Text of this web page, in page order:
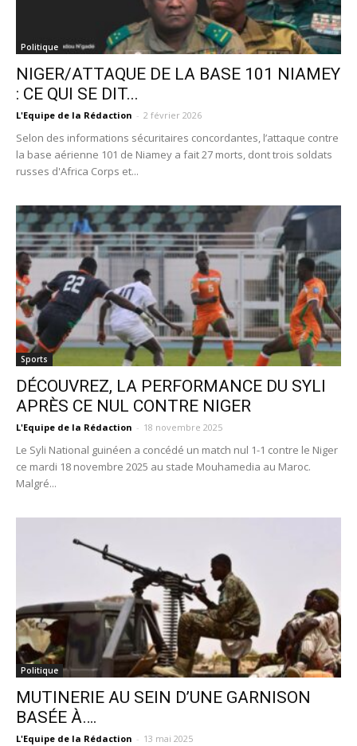
Politique
NIGER/ATTAQUE DE LA BASE 101 NIAMEY
: CE QUI SE DIT...
L'Equipe de la Rédaction - 2 février 2026
Selon des informations sécuritaires concordantes, l’attaque contre
la base aérienne 101 de Niamey a fait 27 morts, dont trois soldats
russes d'Africa Corps et...
Sports
DÉCOUVREZ, LA PERFORMANCE DU SYLI
APRÈS CE NUL CONTRE NIGER
L'Equipe de la Rédaction - 18 novembre 2025
Le Syli National guinéen a concédé un match nul 1-1 contre le Niger
ce mardi 18 novembre 2025 au stade Mouhamedia au Maroc.
Malgré...
Politique
MUTINERIE AU SEIN D’UNE GARNISON
BASÉE À….
L'Equipe de la Rédaction - 13 mai 2025